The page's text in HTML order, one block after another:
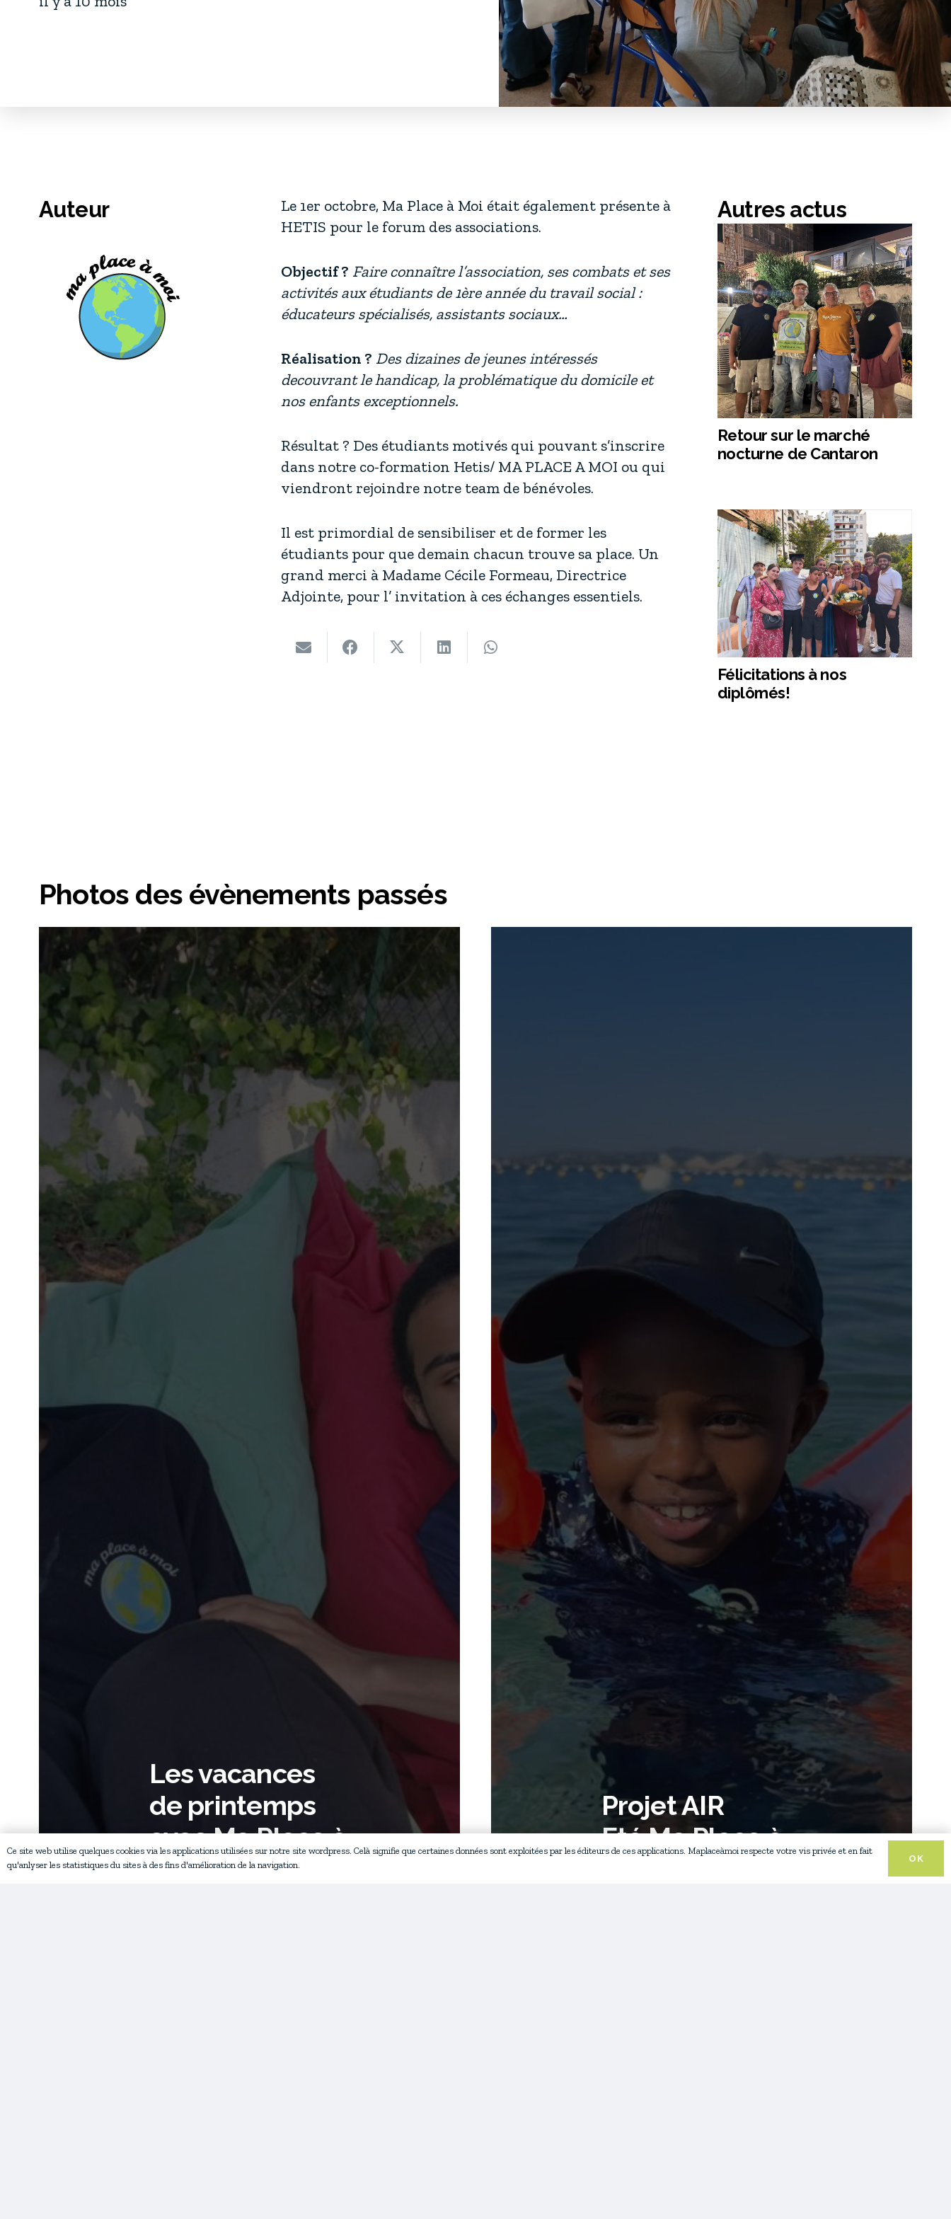
Auteur
Le 1er octobre, Ma Place à Moi était également présente à
HETIS pour le forum des associations.
Objectif ? Faire connaître l’association, ses combats et ses
activités aux étudiants de 1ère année du travail social :
éducateurs spécialisés, assistants sociaux…
Réalisation ? Des dizaines de jeunes intéressés
decouvrant le handicap, la problématique du domicile et
nos enfants exceptionnels.
Résultat ? Des étudiants motivés qui pouvant s’inscrire
dans notre co-formation Hetis/ MA PLACE A MOI ou qui
viendront rejoindre notre team de bénévoles.
Il est primordial de sensibiliser et de former les
étudiants pour que demain chacun trouve sa place. Un
grand merci à Madame Cécile Formeau, Directrice
Adjointe, pour l’ invitation à ces échanges essentiels.
Autres actus
Retour sur le marché
nocturne de Cantaron
Félicitations à nos
diplômés!
Photos des évènements passés
Les vacances
de printemps
avec Ma Place à
Moi
Avril
Projet AIR
Eté Ma Place à
Ce site web utilise quelques cookies via les applications utilisées sur notre site wordpress. Celà signifie que certaines données sont exploitées par les éditeurs de ces applications. Maplaceàmoi respecte votre vis privée et en fait
qu'anlyser les statistiques du sites à des fins d'amélioration de la navigation.
OK